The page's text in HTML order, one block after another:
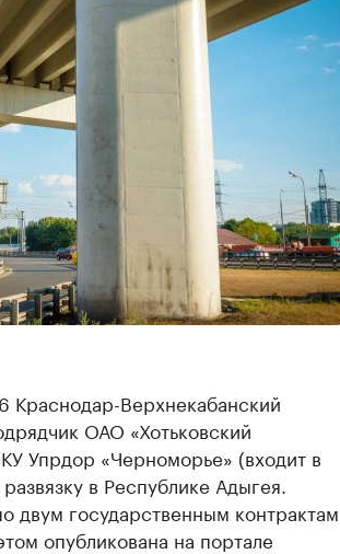
Краснодар-Верхнекабанский
ОАО «Хотьковский
Упрдор «Черноморье» (входит в
в Республике Адыгея.
двум государственным контрактам
опубликована на портале